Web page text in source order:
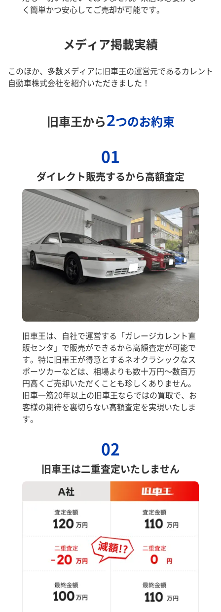
く簡単かつ安心してご売却が可能です。
メディア掲載実績
このほか、多数メディアに旧車王の運営元であるカレント
自動車株式会社を紹介いただきました！
旧車王から2つのお約束
01
ダイレクト販売するから高額査定
旧車王は、自社で運営する「ガレージカレント直
販センタ」で販売ができるから高額査定が可能で
す。特に旧車王が得意とするネオクラシックなス
ポーツカーなどは、相場よりも数十万円～数百万
円高くご売却いただくことも珍しくありません。
旧車一筋20年以上の旧車王ならではの買取で、お
客様の期待を裏切らない高額査定を実現いたしま
す。
02
旧車王は二重査定いたしません